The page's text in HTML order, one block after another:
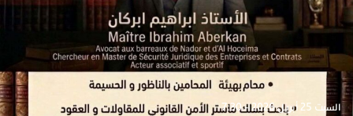
السبت 25 أبريل 2026 - 7:30